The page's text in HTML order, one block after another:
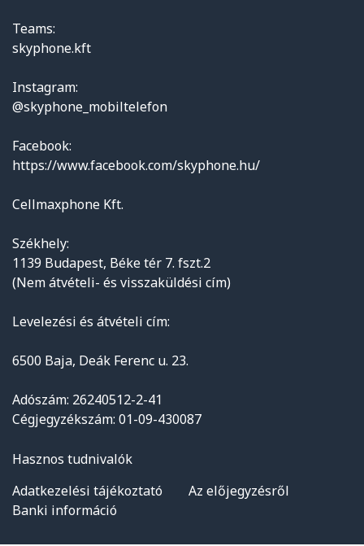
Teams:
skyphone.kft
Instagram:
@skyphone_mobiltelefon
Facebook:
https://www.facebook.com/skyphone.hu/
Cellmaxphone Kft.
Székhely:
1139 Budapest, Béke tér 7. fszt.2
(Nem átvételi- és visszaküldési cím)
Levelezési és átvételi cím:
6500 Baja, Deák Ferenc u. 23.
Adószám: 26240512-2-41
Cégjegyzékszám: 01-09-430087
Hasznos tudnivalók
Adatkezelési tájékoztató
Banki információ
Az előjegyzésről